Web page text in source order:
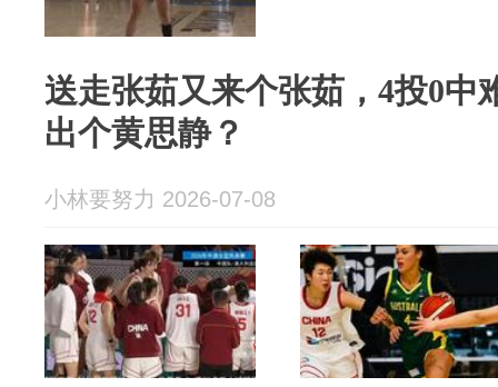
送走张茹又来个张茹，4投0中
出个黄思静？
小林要努力 2026-07-08